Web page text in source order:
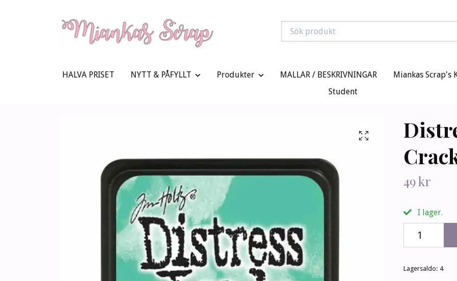
HALVA PRISET NYTT & PÅFYLLT Produkter MALLAR / BESKRIVNINGAR Miankas Scrap's
Student
49 kr
I lager.
Lagersaldo: 4